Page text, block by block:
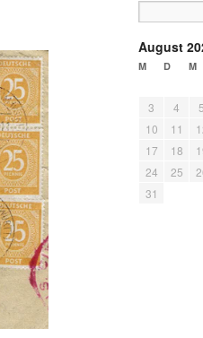
August
M D M
3
4 5
10
11
17
18
24
25
31